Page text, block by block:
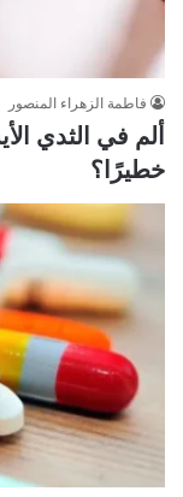
فاطمة الزهراء المنصور
ألم في الثدي
خطيرًا؟